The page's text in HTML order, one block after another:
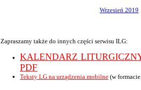
Wrzesień 2019
Zapraszamy także do innych części serwisu ILG:
KALENDARZ
PDF
Teksty LG na urządzenia mobilne (w